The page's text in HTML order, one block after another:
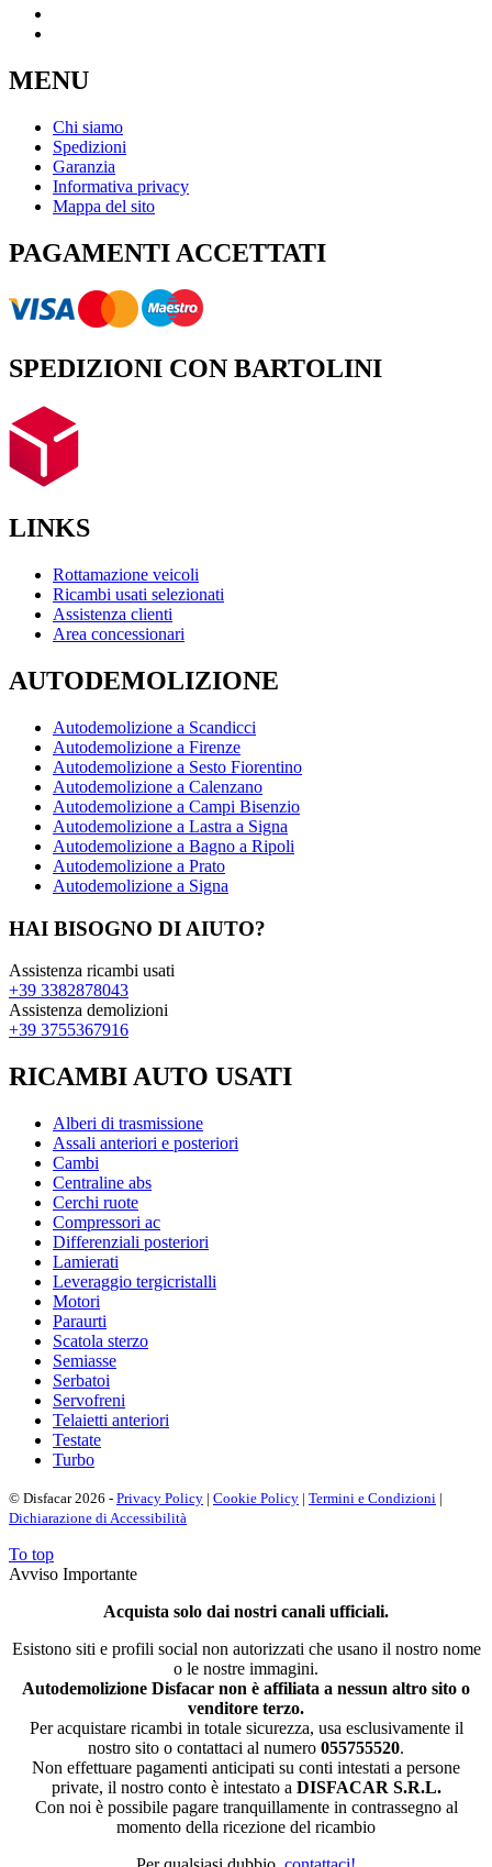
MENU
Chi siamo
Spedizioni
Garanzia
Informativa privacy
Mappa del sito
PAGAMENTI ACCETTATI
SPEDIZIONI CON BARTOLINI
LINKS
Rottamazione veicoli
Ricambi usati selezionati
Assistenza clienti
Area concessionari
AUTODEMOLIZIONE
Autodemolizione a Scandicci
Autodemolizione a Firenze
Autodemolizione a Sesto Fiorentino
Autodemolizione a Calenzano
Autodemolizione a Campi Bisenzio
Autodemolizione a Lastra a Signa
Autodemolizione a Bagno a Ripoli
Autodemolizione a Prato
Autodemolizione a Signa
HAI BISOGNO DI AIUTO?
Assistenza ricambi usati
+39 3382878043
Assistenza demolizioni
+39 3755367916
RICAMBI AUTO USATI
Alberi di trasmissione
Assali anteriori e posteriori
Cambi
Centraline abs
Cerchi ruote
Compressori ac
Differenziali posteriori
Lamierati
Leveraggio tergicristalli
Motori
Paraurti
Scatola sterzo
Semiasse
Serbatoi
Servofreni
Telaietti anteriori
Testate
Turbo
© Disfacar 2026 - Privacy Policy | Cookie Policy | Termini e Condizioni |
Dichiarazione di Accessibilità
To top
Avviso Importante
Acquista solo dai nostri canali ufficiali.
Esistono siti e profili social non autorizzati che usano il nostro nome
o le nostre immagini.
Autodemolizione Disfacar non è affiliata a nessun altro sito o
venditore terzo.
Per acquistare ricambi in totale sicurezza, usa esclusivamente il
nostro sito o contattaci al numero 055755520.
Non effettuare pagamenti anticipati su conti intestati a persone
private, il nostro conto è intestato a DISFACAR S.R.L.
Con noi è possibile pagare tranquillamente in contrassegno al
momento della ricezione del ricambio